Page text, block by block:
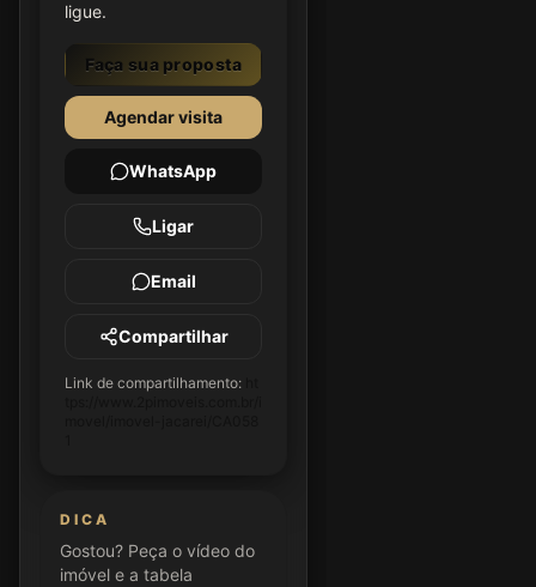
ligue.
Faça sua proposta
Agendar visita
WhatsApp
Ligar
Email
Compartilhar
Link de compartilhamento:
DICA
Gostou? Peça o vídeo do
imóvel e a tabela